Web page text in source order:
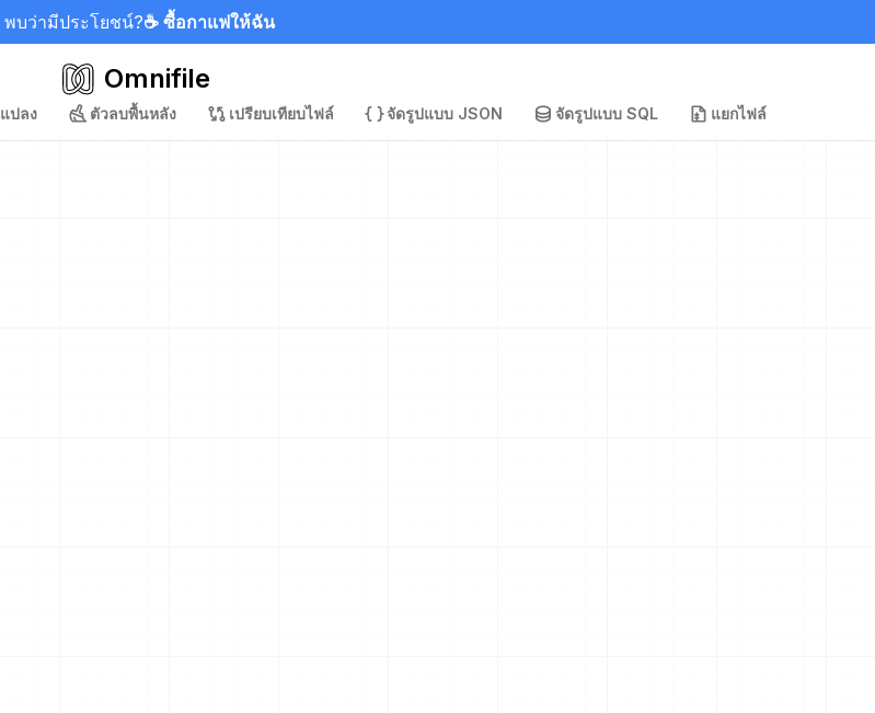
พบว่ามีประโยชน์?☕ ซื้อกาแฟให้ฉัน
Omnifile
แปลง ตัวลบพื้นหลัง เปรียบเทียบไฟล์ จัดรูปแบบ JSON จัดรูปแบบ SQL แยกไฟล์